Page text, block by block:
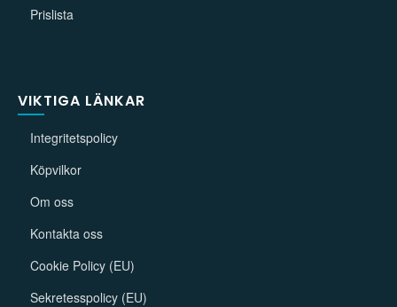
Prislista
VIKTIGA LÄNKAR
Integritetspolicy
Köpvilkor
Om oss
Kontakta oss
Cookie Policy (EU)
Sekretesspolicy (EU)